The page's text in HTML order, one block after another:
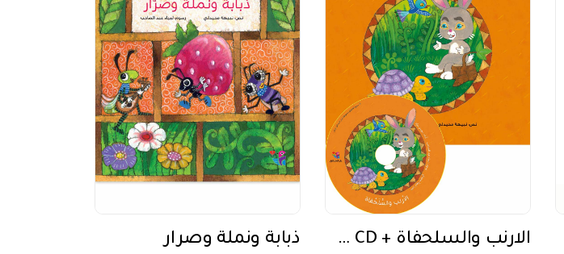
الارنب والسلحفاة + CD صوتي ذبابة ونملة وصرار